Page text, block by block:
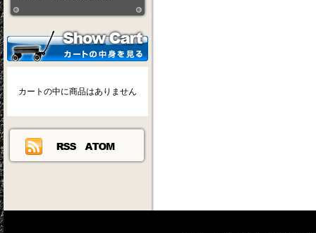
カートの中に商品はありません